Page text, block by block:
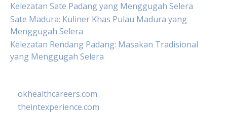
Kelezatan Sate Padang yang Menggugah Selera
Sate Madura: Kuliner Khas Pulau Madura yang
Menggugah Selera
Kelezatan Rendang Padang: Masakan Tradisional
yang Menggugah Selera
okhealthcareers.com
theintexperience.com